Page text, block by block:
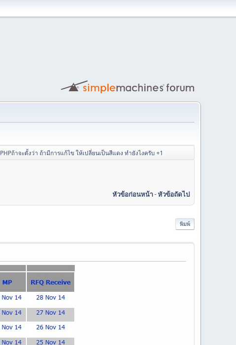
PHPถ้าจะตั้งว่า ถ้ามีการแก้ไข ให้เปลี่ยนเป็นสีแดง ทำยังไงครับ +1
หัวข้อก่อนหน้า-หัวข้อถัดไป
พิมพ์